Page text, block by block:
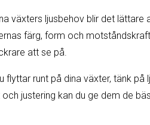
växters ljusbehov blir det
färg, form och
att se på.
flyttar runt på dina växter, tänk
justering kan du ge dem de